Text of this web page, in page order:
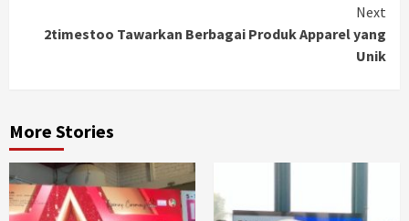
Next
2timestoo Tawarkan Berbagai Produk Apparel yang
Unik
More Stories